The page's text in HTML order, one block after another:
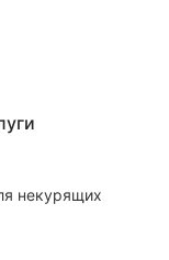
некурящих